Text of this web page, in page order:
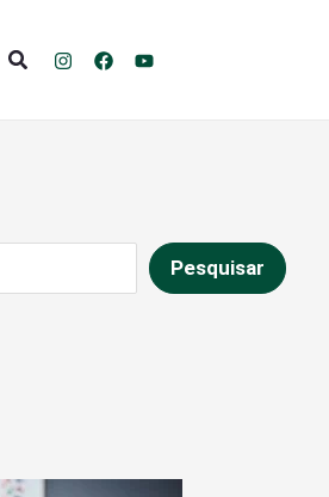
Pesquisar
Pesquisar